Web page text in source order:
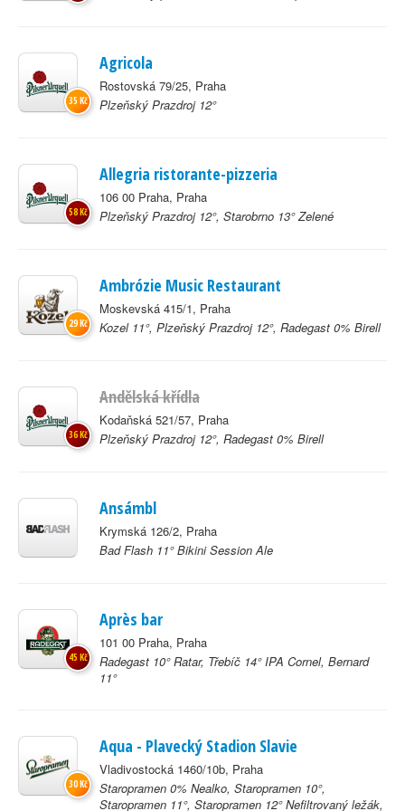
Agricola
Rostovská 79/25, Praha
Plzeňský Prazdroj 12°
35 Kč
Allegria ristorante-pizzeria
106 00 Praha, Praha
Plzeňský Prazdroj 12°, Starobrno 13° Zelené
58 Kč
Ambrózie Music Restaurant
Moskevská 415/1, Praha
Kozel 11°, Plzeňský Prazdroj 12°, Radegast 0% Birell
29 Kč
Andělská křídla
Kodaňská 521/57, Praha
Plzeňský Prazdroj 12°, Radegast 0% Birell
36 Kč
Ansámbl
Krymská 126/2, Praha
Bad Flash 11° Bikini Session Ale
Après bar
101 00 Praha, Praha
Radegast 10° Ratar, Třebíč 14° IPA Cornel, Bernard
11°
45 Kč
Aqua - Plavecký Stadion Slavie
Vladivostocká 1460/10b, Praha
Staropramen 0% Nealko, Staropramen 10°,
Staropramen 11°, Staropramen 12° Nefiltrovaný ležák,
30 Kč